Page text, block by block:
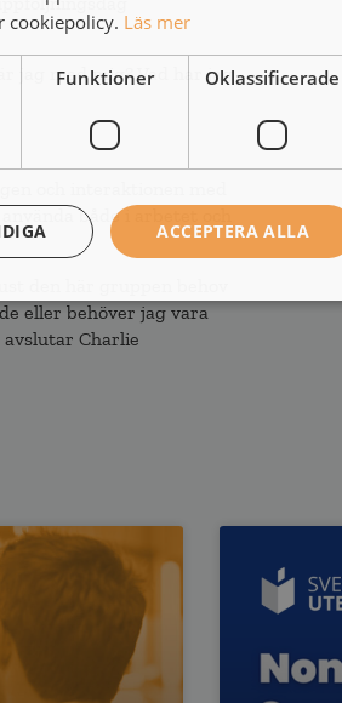
jag med mig? Vad har jag
och interaktionen med
både i arbetet och
den här gruppen behov
eller behöver jag vara
Charlie
cookiepolicy. Läs mer
Funktioner Oklassificerade
ACCEPTERA ALLA